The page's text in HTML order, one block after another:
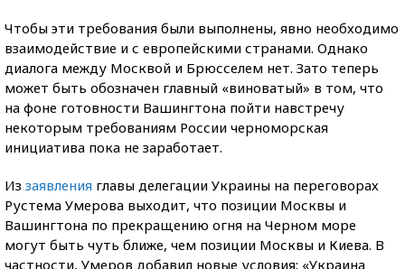
Чтобы эти требования были выполнены, явно необходимо
взаимодействие и с европейскими странами. Однако
диалога между Москвой и Брюсселем нет. Зато теперь
может быть обозначен главный «виноватый» в том, что
на фоне готовности Вашингтона пойти навстречу
некоторым требованиям России черноморская
инициатива пока не заработает.
Из заявления главы делегации Украины на переговорах
Рустема Умерова выходит, что позиции Москвы и
Вашингтона по прекращению огня на Черном море
могут быть чуть ближе, чем позиции Москвы и Киева. В
частности, Умеров добавил новые условия: «Украина